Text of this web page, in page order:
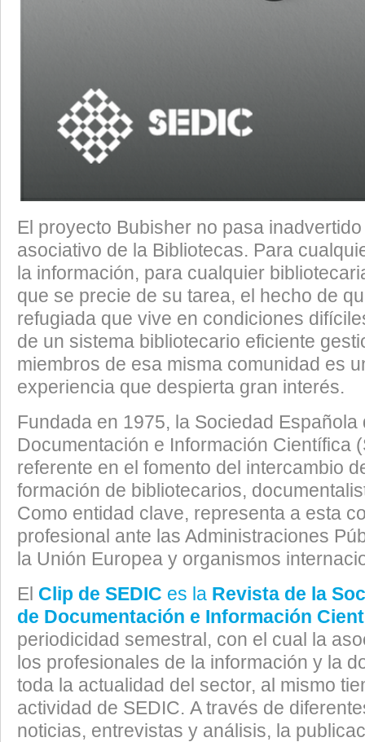
El proyecto Bubisher no pasa
asociativo de la Bibliotecas. Para
la información, para cualquier
que se precie de su tarea, el hecho de
refugiada que vive en condiciones
de un sistema bibliotecario eficiente
miembros de esa misma comunidad es
experiencia que despierta gran interés.
Fundada en 1975, la Sociedad Española
Documentación e Información Científica
referente en el fomento del intercambio
formación de bibliotecarios,
Como entidad clave, representa a esta
profesional ante las Administraciones
la Unión Europea y organismos
El Clip de SEDIC es la Revista de la
de Documentación e Información
periodicidad semestral, con el cual la
los profesionales de la información y la
toda la actualidad del sector, al mismo
actividad de SEDIC. A través de
noticias, entrevistas y análisis, la